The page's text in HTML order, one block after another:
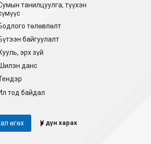
танилцуулга, түүхэн
төлөвлөлт
байгуулалт
эрх зүй
данс
тод байдал
өгөх Үр дүн харах